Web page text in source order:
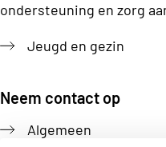
ondersteuning en zorg
Jeugd en gezin
Neem contact op
Algemeen